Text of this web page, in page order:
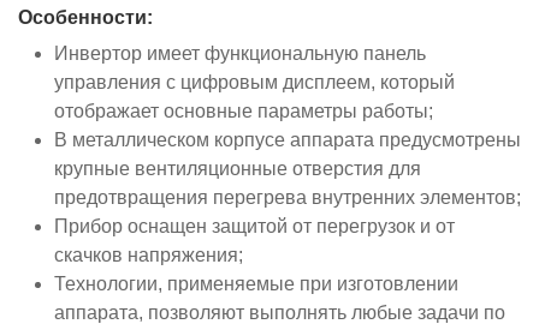
Особенности:
Инвертор имеет функциональную панель
управления с цифровым дисплеем, который
отображает основные параметры работы;
В металлическом корпусе аппарата предусмотрены
крупные вентиляционные отверстия для
предотвращения перегрева внутренних элементов;
Прибор оснащен защитой от перегрузок и от
скачков напряжения;
Технологии, применяемые при изготовлении
аппарата, позволяют выполнять любые задачи по